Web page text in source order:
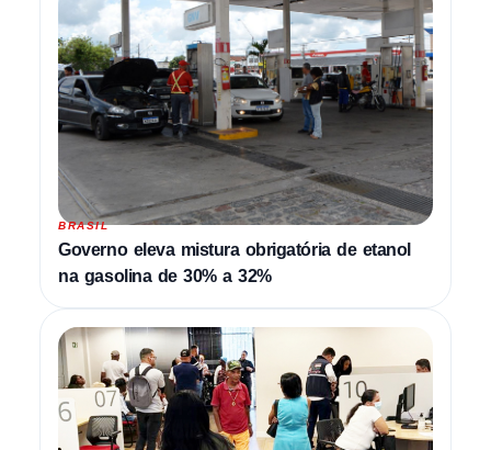
BRASIL
Governo eleva mistura obrigatória de etanol
na gasolina de 30% a 32%